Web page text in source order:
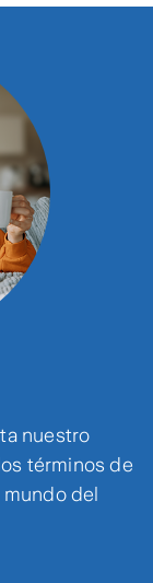
nuestro
términos de
del